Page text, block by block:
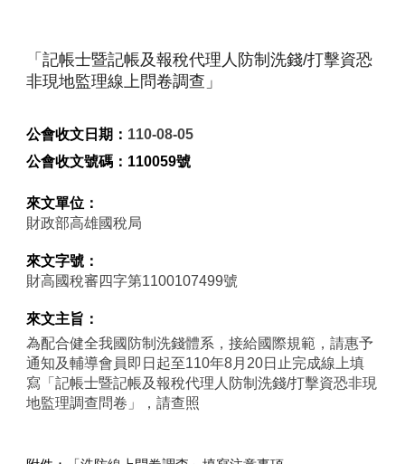
「記帳士暨記帳及報稅代理人防制洗錢/打擊資恐
非現地監理線上問卷調查」
公會收文日期： 110-08-05
公會收文號碼： 110059號
來文單位：
財政部高雄國稅局
來文字號：
財高國稅審四字第1100107499號
來文主旨：
為配合健全我國防制洗錢體系，接給國際規範，請惠予
通知及輔導會員即日起至110年8月20日止完成線上填
寫「記帳士暨記帳及報稅代理人防制洗錢/打擊資恐非現
地監理調查問卷」，請查照